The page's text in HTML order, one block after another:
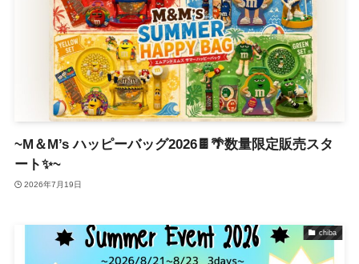
~M＆M’s ハッピーバッグ2026🍫🌴数量限定販売スタ
ート✨~
2026年7月19日
chiba